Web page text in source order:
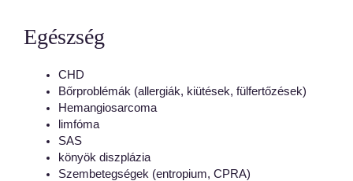
Egészség
CHD
Bőrproblémák (allergiák, kiütések, fülfertőzések)
Hemangiosarcoma
limfóma
SAS
könyök diszplázia
Szembetegségek (entropium, CPRA)